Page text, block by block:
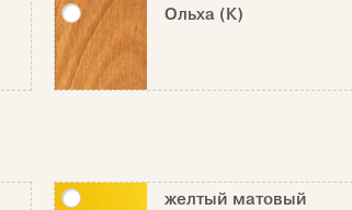
Ольха (К)
желтый матовый